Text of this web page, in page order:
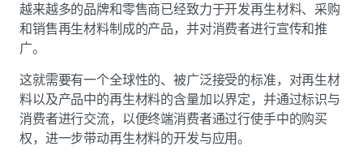
越来越多的品牌和零售商已经致力于开发再生材料、采购
和销售再生材料制成的产品，并对消费者进行宣传和推
广。
这就需要有一个全球性的、被广泛接受的标准，对再生材
料以及产品中的再生材料的含量加以界定，并通过标识与
消费者进行交流，以便终端消费者通过行使手中的购买
权，进一步带动再生材料的开发与应用。